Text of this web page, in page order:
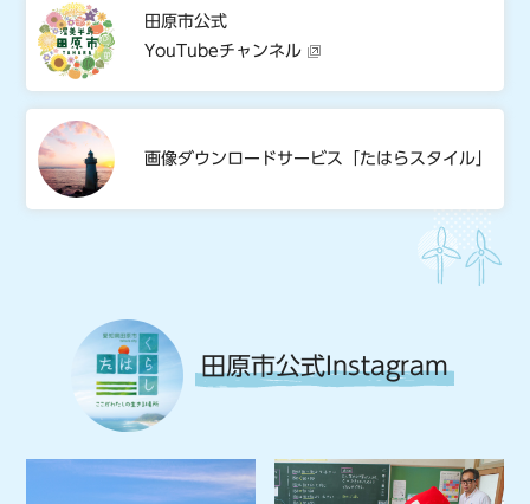
田原市公式
YouTubeチャンネル
画像ダウンロードサービス「たはらスタイル」
田原市公式Instagram